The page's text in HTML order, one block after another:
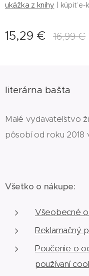
ukážka z knihy | kúpiť e-
15,29 € 16,99€
literárna bašta
Malé vydavateľstvo
pôsobí od roku 2018
Všetko o nákupe:
Všeobecné
Reklamačný
Poučenie o
používaní